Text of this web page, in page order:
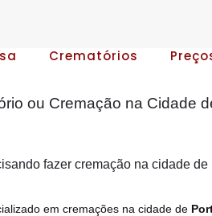
Crematórios
ou Cremação na Cidade
fazer cremação na cidade
em cremações na cidade de